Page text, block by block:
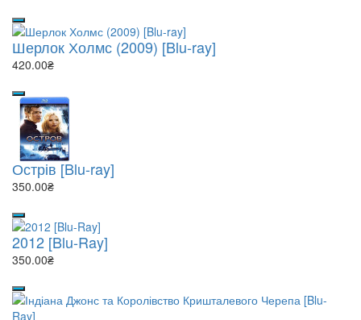
Шерлок Холмс (2009) [Blu-ray]
420.00₴
Острів [Blu-ray]
350.00₴
2012 [Blu-Ray]
350.00₴